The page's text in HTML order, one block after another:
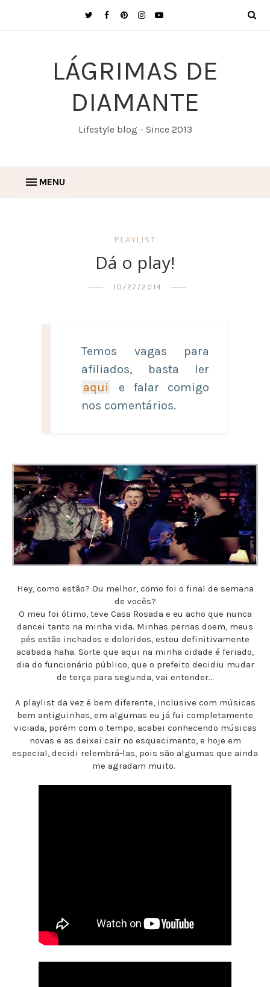
LÁGRIMAS DE
DIAMANTE
Lifestyle blog - Since 2013
MENU
PLAYLIST
Dá o play!
10/27/2014
Temos vagas para
afiliados, basta ler
aqui
e falar comigo
nos comentários.
Hey, como estão? Ou melhor, como foi o final de semana
de vocês?
O meu foi ótimo, teve Casa Rosada e eu acho que nunca
dancei tanto na minha vida. Minhas pernas doem, meus
pés estão inchados e doloridos, estou definitivamente
acabada haha. Sorte que aqui na minha cidade é feriado,
dia do funcionário público, que o prefeito decidiu mudar
de terça para segunda, vai entender...
A playlist da vez é bem diferente, inclusive com músicas
bem antiguinhas, em algumas eu já fui completamente
viciada, porém com o tempo, acabei conhecendo músicas
novas e as deixei cair no esquecimento, e hoje em
especial, decidi relembrá-las, pois são algumas que ainda
me agradam muito.